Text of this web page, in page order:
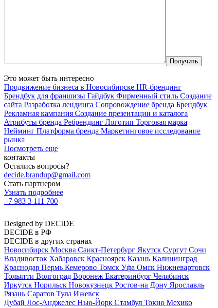
Это может быть интересно
Продвижение бизнеса в Новосибирске HR-брендинг
Брендбук для франшизы Гайдбук Фирменный стиль Создание
сайта Разработка лендинга Сопровождение бренда Брендбук
Рекламная кампания Создание презентации и каталога
Атрибуты бренда Ребрендинг Логотип Торговая марка
Нейминг Платформа бренда Маркетинговое исследование
рынка
Посмотреть еще
контакты
Остались вопросы?
decide.brandup@gmail.com
Стать партнером
Узнать подробнее
+7 983 3 111 700
Designed by DECIDE
DECIDE в РФ
DECIDE в других странах
Новосибирск Москва Санкт-Петербург Якутск Сургут Сочи
Владивосток Хабаровск Красноярск Казань Калининград
Краснодар Пермь Кемерово Томск Уфа Омск Нижневартовск
Тольятти Волгоград Воронеж Екатеринбург Челябинск
Иркутск Норильск Новокузнецк Ростов-на Дону Ярославль
Рязань Саратов Тула Ижевск
Дубай Лос-Анджелес Нью-Йорк Стамбул Токио Мехико